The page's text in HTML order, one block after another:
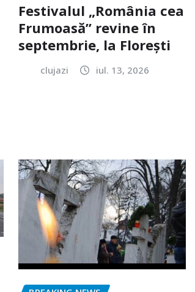
Festivalul „România cea
Frumoasă” revine în
septembrie, la Florești
clujazi iul. 13, 2026